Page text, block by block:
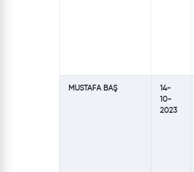
MUSTAFA BAŞ
14-
10-
2023